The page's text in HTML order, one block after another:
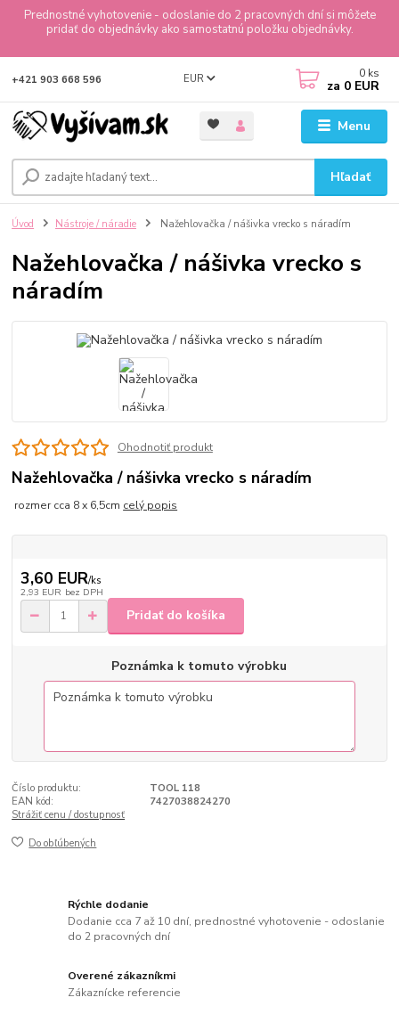
Prednostné vyhotovenie - odoslanie do 2 pracovných dní si môžete
pridať do objednávky ako samostatnú položku objednávky.
Menu
EUR
Hľadať
+421 903 668 596 0 ks
za 0 EUR
Úvod Nástroje / náradie Nažehlovačka / nášivka vrecko s náradím
Nažehlovačka / nášivka vrecko s
náradím
Ohodnotiť produkt
Nažehlovačka / nášivka vrecko s náradím
rozmer cca 8 x 6,5cm celý popis
3,60 EUR/ks
2,93 EUR bez DPH
Pridať do košíka
Poznámka k tomuto výrobku
Číslo produktu:
TOOL 118
EAN kód:
7427038824270
Strážiť cenu / dostupnosť
Do obľúbených
Rýchle dodanie
Dodanie cca 7 až 10 dní, prednostné vyhotovenie - odoslanie
do 2 pracovných dní
Overené zákazníkmi
Zákaznícke referencie